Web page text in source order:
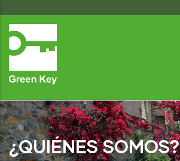
to
main
¿QUIÉNES SOMOS?